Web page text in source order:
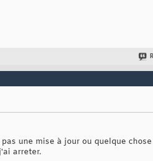
une mise à jour ou quelque
arreter.